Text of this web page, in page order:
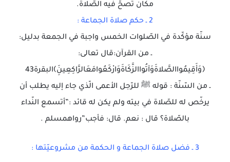
مكان تصحّ فيه الصّلاة.
2 ـ حكم صلاة الجماعة :
سنّة مؤكّدة في الصّلوات الخمس واجبة في الجمعة بدليل:
ـ من القرآن:قال تعالى:
﴿وَأَقِيمُواالصَّلاةَوَآتُواالزَّكَاةَوَارْكَعُوامَعَالرَّاكِعِينَِ﴾البقرة43
ـ من السّنّة : قوله ﷺ للرّجل الأعمى الّذي جاء إليه يطلب أن
يرخّص له للصّلاة في بيته ولم يكن له قائد :”أتسمع النّداء
بالصّلاة؟ قال : نعم. قال: فأجب”رواهمسلم .
3 ـ فضل صلاة الجماعة و الحكمة من مشروعيّتها :